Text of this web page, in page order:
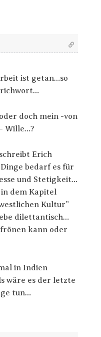
ist getan…so
doch mein -von
Wille…?
Erich
bedarf es für
und Stetigkeit…
dem Kapitel
Kultur”
dilettantisch…
kann oder
in Indien
wäre es der letzte
tun…